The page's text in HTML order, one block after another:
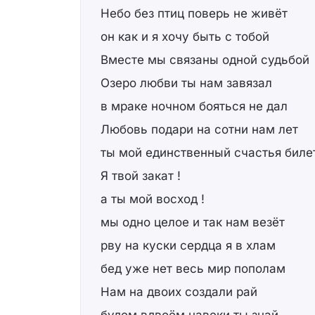
Небо без птиц поверь не живёт
он как и я хочу быть с тобой
Вместе мы связаны одной судьбой
Озеро любви ты нам завязал
в мраке ночном бояться не дал
Любовь подари на сотни нам лет
ты мой единственный счастья
Я твой закат !
а ты мой восход !
мы одно целое и так нам везёт
рву на куски сердца я в хлам
бед уже нет весь мир пополам
Нам на двоих создали рай